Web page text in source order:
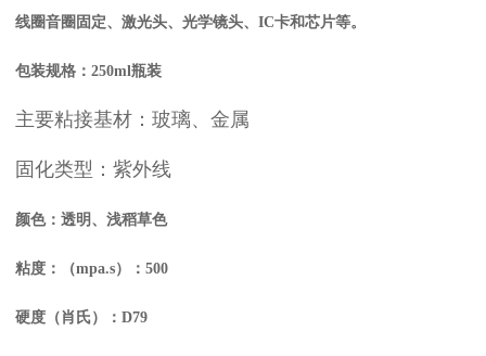
线圈音圈固定、激光头、光学镜头、IC卡和芯片等。
包装规格：250ml瓶装
主要粘接基材：玻璃、金属
固化类型：紫外线
颜色：透明、浅稻草色
粘度：（mpa.s）：500
硬度（肖氏）：D79